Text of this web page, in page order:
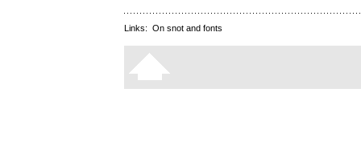
Links: On snot and fonts